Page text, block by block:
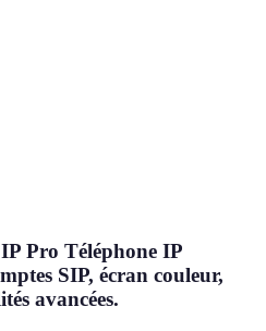
Pro Téléphone IP
SIP, écran couleur,
avancées.